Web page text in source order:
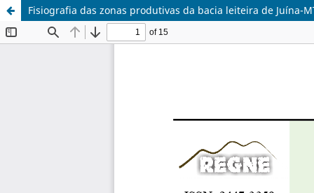
Fisiografia das zonas produtivas da bacia leiteira de Juína-